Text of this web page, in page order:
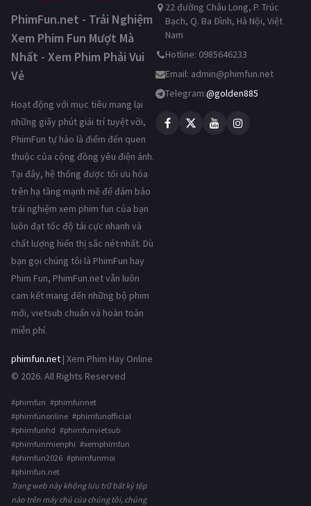
PhimFun.net - Trải Nghiệm
Xem Phim Fun Mượt Mà
Nhất - Xem Phim Phải Vui
Vẻ
Hoạt động với mục tiêu mang lại
những giây phút giải trí tuyệt vời,
PhimFun tự hào là điểm đến quen
thuộc của cộng đồng yêu điện ảnh.
Tại đây, hệ thống được tối ưu hóa
trên hạ tầng mạnh mẽ để đảm bảo
trải nghiệm xem phim fun của bạn
luôn đạt tốc độ tải cực nhanh và
chất lượng hiển thị sắc nét nhất. Dù
bạn gọi chúng tôi là PhimFun hay
Phim Fun, PhimFun.net vẫn luôn
cam kết mang đến những bộ phim
mới, vietsub chuẩn và hoàn toàn
miễn phí.
phimfun.net | Xem Phim Hay Online
© 2026. All Rights Reserved
#phimfun #phimfunnet
#phimfunonline #phimfunofficial
#phimfunhd #phimfunvietsub
#phimfunmienphi #xemphimfun
#phimfun2026 #phimfunmoi
#phimfun.net
Trang web này không lưu trữ bất kỳ tệp
nào trên máy chủ của chúng tôi, chúng
22 đường Châu Long, P. Trúc
Bạch, Q. Ba Đình, Hà Nội, Việt
Nam
Hotline: 0985646233
Email: admin@phimfun.net
Telegram:@golden885